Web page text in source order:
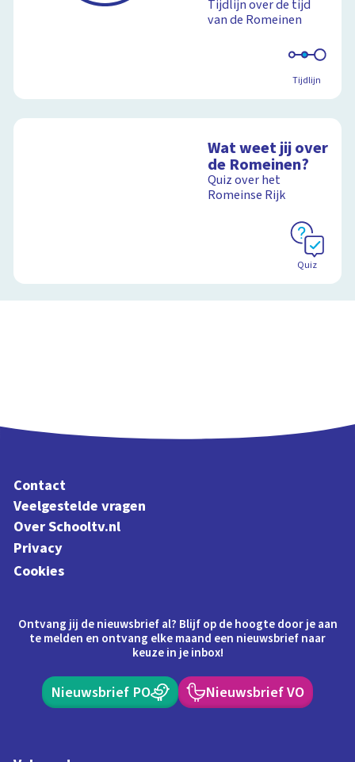
Tijdlijn over de tijd
van de Romeinen
Tijdlijn
Wat weet jij over
de Romeinen?
Quiz over het
Romeinse Rijk
Quiz
Contact
Veelgestelde vragen
Over Schooltv.nl
Privacy
Cookies
Ontvang jij de nieuwsbrief al? Blijf op de hoogte door je aan
te melden en ontvang elke maand een nieuwsbrief naar
keuze in je inbox!
Nieuwsbrief PO Nieuwsbrief VO